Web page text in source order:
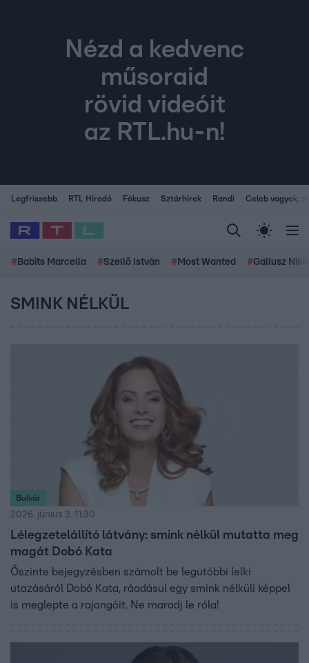
Nézd a kedvenc
műsoraid
rövid videóit
az RTL.hu-n!
Legfrissebb RTL Híradó Fókusz Sztárhírek Randi Celeb vagyok,
# Babits Marcella #Szellő István # Most Wanted #Gallusz
SMINK NÉLKÜL
Bulvár
2026. június 3. 11:30
Lélegzetelállító látvány: smink nélkül mutatta meg
magát Dobó Kata
Őszinte bejegyzésben számolt be legutóbbi lelki
utazásáról Dobó Kata, ráadásul egy smink nélküli képpel
is meglepte a rajongóit. Ne maradj le róla!